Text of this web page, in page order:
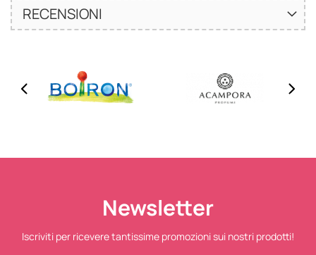
RECENSIONI
Newsletter
Iscriviti per ricevere tantissime promozioni sui nostri prodotti!